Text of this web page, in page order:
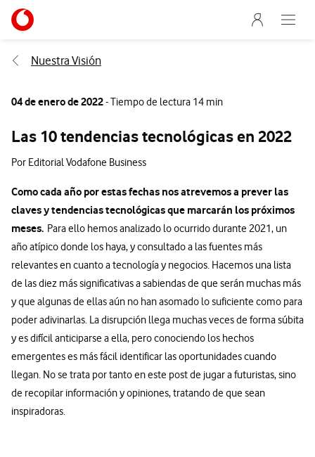
Ir a la pagina principal de vodafone.es
Menu
Abre
Nuestra Visión
04 de enero de 2022- Tiempo de lectura 14 min
Las 10 tendencias tecnológicas en 2022
Por Editorial Vodafone Business
Como cada año por estas fechas nos atrevemos a prever las
claves y tendencias tecnológicas que marcarán los próximos
meses. Para ello hemos analizado lo ocurrido durante 2021, un
año atípico donde los haya, y consultado a las fuentes más
relevantes en cuanto a tecnología y negocios. Hacemos una lista
de las diez más significativas a sabiendas de que serán muchas más
y que algunas de ellas aún no han asomado lo suficiente como para
poder adivinarlas. La disrupción llega muchas veces de forma súbita
y es difícil anticiparse a ella, pero conociendo los hechos
emergentes es más fácil identificar las oportunidades cuando
llegan. No se trata por tanto en este post de jugar a futuristas, sino
de recopilar información y opiniones, tratando de que sean
inspiradoras.